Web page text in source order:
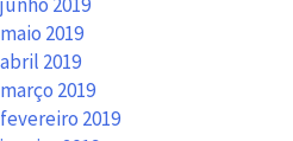
maio 2019
abril 2019
março 2019
fevereiro 2019